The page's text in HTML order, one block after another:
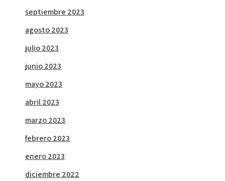
septiembre 2023
agosto 2023
julio 2023
junio 2023
mayo 2023
abril 2023
marzo 2023
febrero 2023
enero 2023
diciembre 2022